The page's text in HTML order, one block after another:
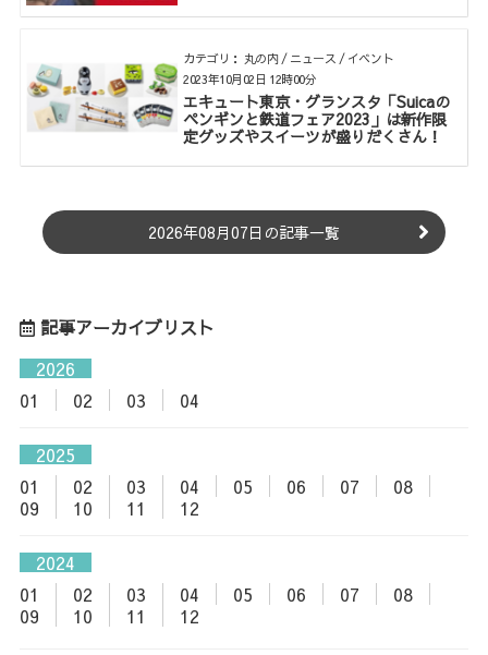
カテゴリ： 丸の内 / ニュース / イベント
エキュート東京・グランスタ「Suicaの
ペンギンと鉄道フェア2023」は新作限
定グッズやスイーツが盛りだくさん！
2023年10月02日 12時00分
2026年08月07日の記事一覧
記事アーカイブリスト
2026
01
02 03 04
2025
01
02 03 04 05 06 07
08
09
10 11 12
2024
01
02 03 04 05 06 07
08
09
10 11 12